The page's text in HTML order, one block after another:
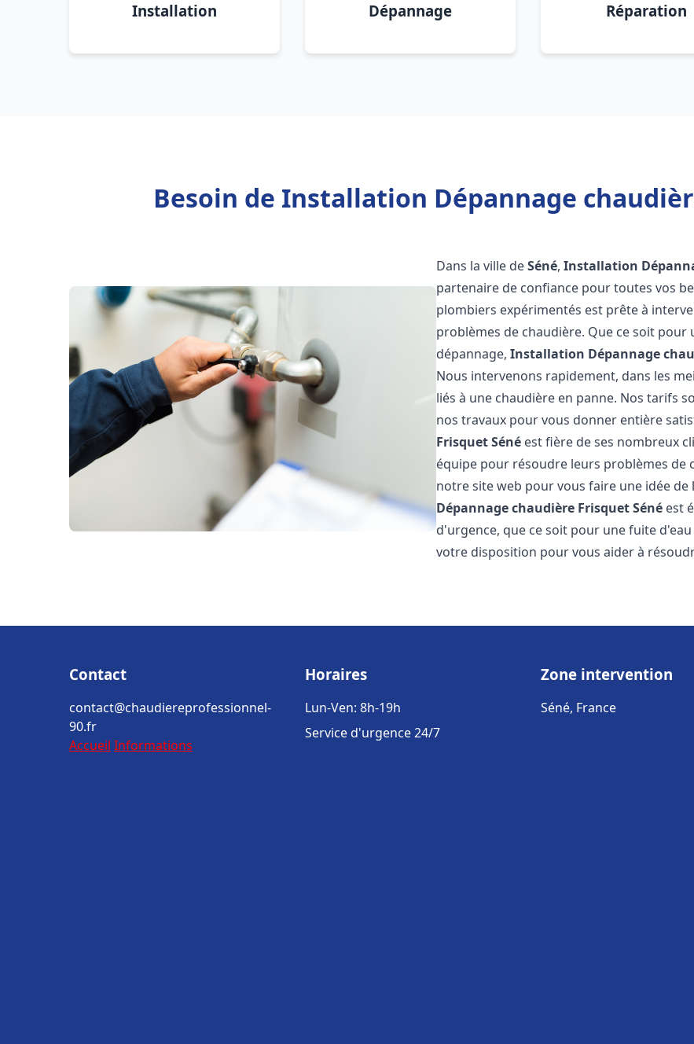
Installation Dépannage Réparation
Besoin de Installation Dépannage
Dans la ville deSéné,Installation
partenaire de confiance pour toutes vos
plombiers expérimentés est prête à
problèmes de chaudière. Que ce soit
dépannage,Installation Dépannage
Nous intervenons rapidement, dans les
liés à une chaudière en panne. Nos tarifs
nos travaux pour vous donner entière
FrisquetSéné est fière de ses nombreux
équipe pour résoudre leurs problèmes de
notre site web pour vous faire une idée
Dépannage chaudière FrisquetSéné est
d'urgence, que ce soit pour une fuite
votre disposition pour vous aider à
Contact
contact@chaudiereprofessionnel-
90.fr
Accueil Informations
Horaires
Lun-Ven: 8h-19h
Service d'urgence 24/7
Zone intervention
Séné, France